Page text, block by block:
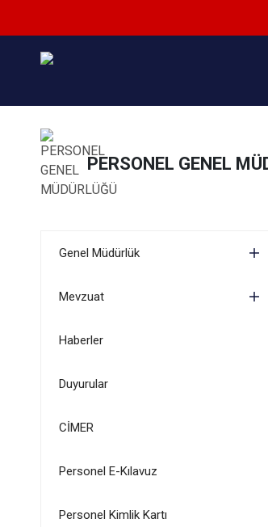
PERSONEL GENEL
Genel Müdürlük
Mevzuat
Haberler
Duyurular
CİMER
Personel E-Kılavuz
Personel Kimlik Kartı